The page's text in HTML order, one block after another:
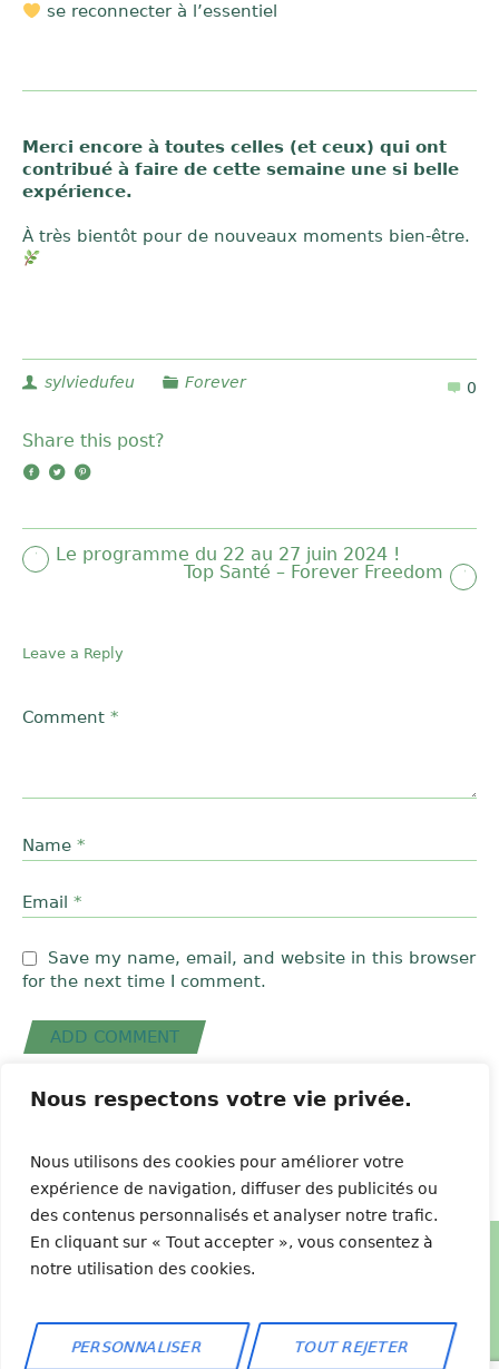
Nous respectons votre vie privée.
Nous utilisons des cookies pour améliorer votre
expérience de navigation, diffuser des publicités ou
des contenus personnalisés et analyser notre trafic.
En cliquant sur « Tout accepter », vous consentez à
notre utilisation des cookies.
PERSONNALISER TOUT REJETER
se reconnecter à l’essentiel
Merci encore à toutes celles (et ceux) qui ont
contribué à faire de cette semaine une si belle
expérience.
À très bientôt pour de nouveaux moments bien-être.
0
sylviedufeu Forever
Share this post?
Le programme du 22 au 27 juin 2024 !
Top Santé – Forever Freedom
Leave a Reply
Comment *
Name *
Email *
Save my name, email, and website in this browser
for the next time I comment.